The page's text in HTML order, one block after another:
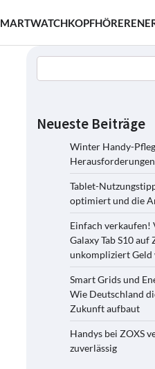
KOPFHÖRER
Neueste Beiträge
Winter Handy-
Tablet-
optimiert und die
Einfach verkaufen!
Galaxy Tab S10 auf
unkompliziert Geld
Smart Grids und
Wie Deutschland
Zukunft aufbaut
Handys bei ZOXS
zuverlässig